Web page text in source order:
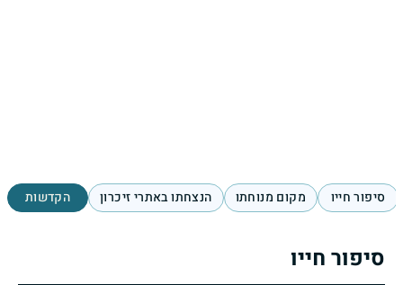
סיפור חייו מקום מנוחתו הנצחתו באתרי זיכרון הקדשות
סיפור חייו